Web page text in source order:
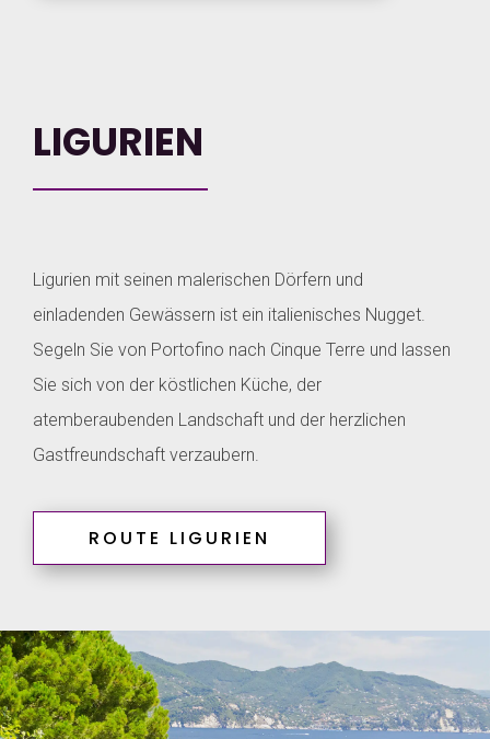
LIGURIEN
Ligurien mit seinen malerischen Dörfern und
einladenden Gewässern ist ein italienisches Nugget.
Segeln Sie von Portofino nach Cinque Terre und lassen
Sie sich von der köstlichen Küche, der
atemberaubenden Landschaft und der herzlichen
Gastfreundschaft verzaubern.
ROUTE LIGURIEN